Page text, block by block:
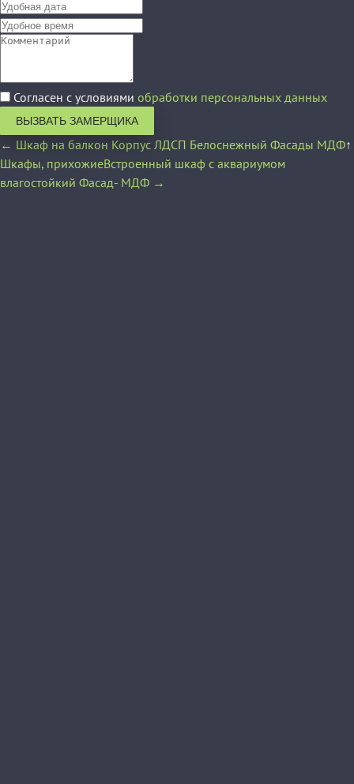
Согласен с условиями обработки персональных данных
ВЫЗВАТЬ ЗАМЕРЩИКА
← Шкаф на балкон Корпус ЛДСП Белоснежный Фасады МДФ↑
Шкафы, прихожиеВстроенный шкаф с аквариумом
влагостойкий Фасад- МДФ →